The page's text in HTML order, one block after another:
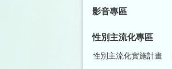
影音專區
性別主流化專區
性別主流化實施計畫